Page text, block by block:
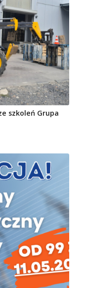
szkoleń Grupa